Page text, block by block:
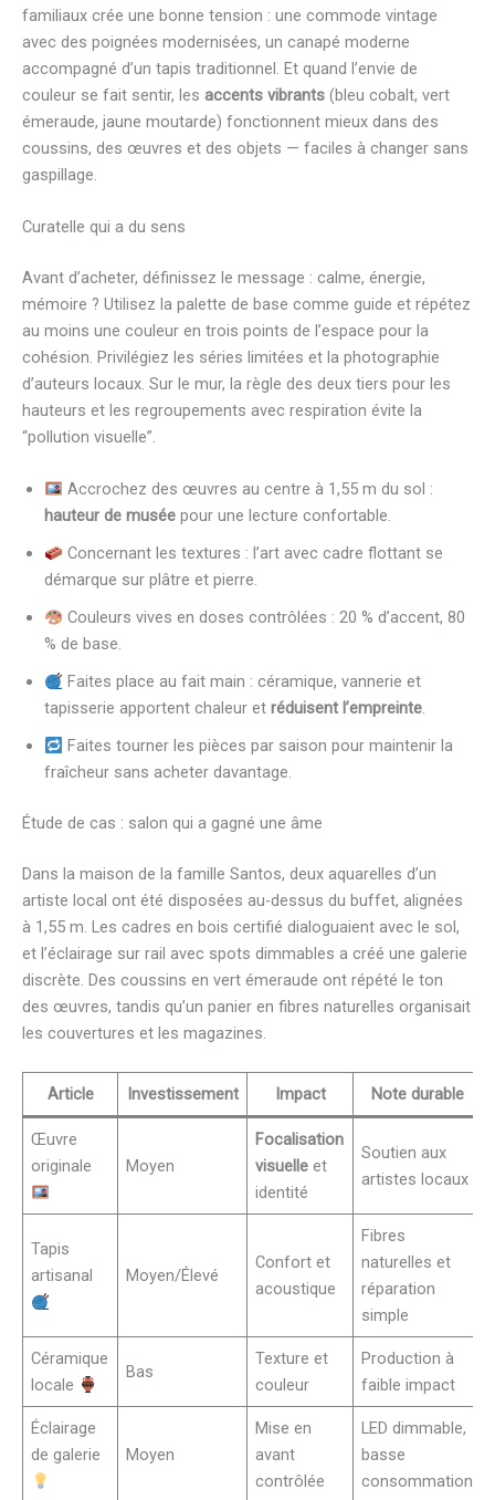
familiaux crée une bonne tension : une commode vintage
avec des poignées modernisées, un canapé moderne
accompagné d’un tapis traditionnel. Et quand l’envie de
couleur se fait sentir, les accents vibrants (bleu cobalt, vert
émeraude, jaune moutarde) fonctionnent mieux dans des
coussins, des œuvres et des objets — faciles à changer sans
gaspillage.
Curatelle qui a du sens
Avant d’acheter, définissez le message : calme, énergie,
mémoire ? Utilisez la palette de base comme guide et répétez
au moins une couleur en trois points de l’espace pour la
cohésion. Privilégiez les séries limitées et la photographie
d’auteurs locaux. Sur le mur, la règle des deux tiers pour les
hauteurs et les regroupements avec respiration évite la
“pollution visuelle”.
Accrochez des œuvres au centre à 1,55 m du sol :
hauteur de musée pour une lecture confortable.
Concernant les textures : l’art avec cadre flottant se
démarque sur plâtre et pierre.
Couleurs vives en doses contrôlées : 20 % d’accent, 80
% de base.
Faites place au fait main : céramique, vannerie et
tapisserie apportent chaleur et réduisent l’empreinte.
Faites tourner les pièces par saison pour maintenir la
fraîcheur sans acheter davantage.
Étude de cas : salon qui a gagné une âme
Dans la maison de la famille Santos, deux aquarelles d’un
artiste local ont été disposées au-dessus du buffet, alignées
à 1,55 m. Les cadres en bois certifié dialoguaient avec le sol,
et l’éclairage sur rail avec spots dimmables a créé une galerie
discrète. Des coussins en vert émeraude ont répété le ton
des œuvres, tandis qu’un panier en fibres naturelles organisait
les couvertures et les magazines.
Article Investissement Impact Note durable
Œuvre
originale
Moyen
Focalisation
visuelle et
identité
Soutien aux
artistes locaux
Tapis
artisanal
Moyen/Élevé
Confort et
acoustique
Fibres
naturelles et
réparation
simple
Céramique
locale
Bas
Texture et
couleur
Production à
faible impact
Éclairage
de galerie
Moyen
Mise en
avant
contrôlée
LED dimmable,
basse
consommation